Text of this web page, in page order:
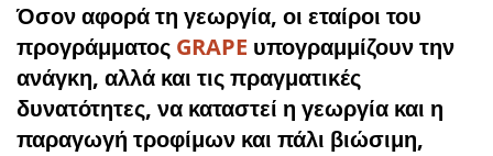
Όσον αφορά τη γεωργία, οι εταίροι του
προγράμματος GRAPE υπογραμμίζουν την
ανάγκη, αλλά και τις πραγματικές
δυνατότητες, να καταστεί η γεωργία και η
παραγωγή τροφίμων και πάλι βιώσιμη,